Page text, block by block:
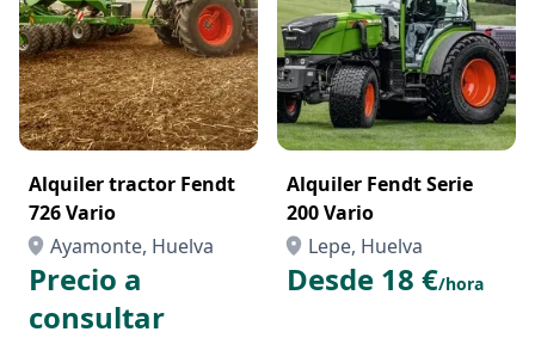
Alquiler tractor Fendt
726 Vario
Ayamonte, Huelva
Precio a
consultar
Alquiler Fendt Serie
200 Vario
Lepe, Huelva
Desde 18 €/hora